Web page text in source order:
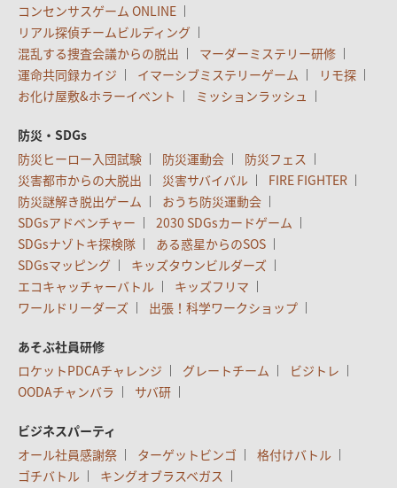
コンセンサスゲーム ONLINE
リアル探偵チームビルディング
混乱する捜査会議からの脱出
マーダーミステリー研修
運命共同録カイジ
イマーシブミステリーゲーム
リモ探
お化け屋敷&ホラーイベント
ミッションラッシュ
防災・SDGs
防災ヒーロー入団試験
防災運動会
防災フェス
災害都市からの大脱出
災害サバイバル
FIRE FIGHTER
防災謎解き脱出ゲーム
おうち防災運動会
SDGsアドベンチャー
2030 SDGsカードゲーム
SDGsナゾトキ探検隊
ある惑星からのSOS
SDGsマッピング
キッズタウンビルダーズ
エコキャッチャーバトル
キッズフリマ
ワールドリーダーズ
出張！科学ワークショップ
あそぶ社員研修
ロケットPDCAチャレンジ
グレートチーム
ビジトレ
OODAチャンバラ
サバ研
ビジネスパーティ
オール社員感謝祭
ターゲットビンゴ
格付けバトル
ゴチバトル
キングオブラスベガス